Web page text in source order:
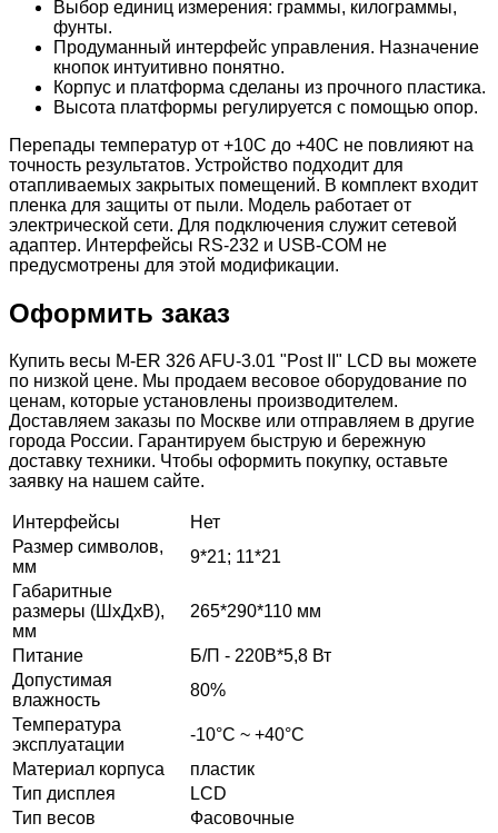
Выбор единиц измерения: граммы, килограммы,
фунты.
Продуманный интерфейс управления. Назначение
кнопок интуитивно понятно.
Корпус и платформа сделаны из прочного пластика.
Высота платформы регулируется с помощью опор.
Перепады температур от +10С до +40С не повлияют на
точность результатов. Устройство подходит для
отапливаемых закрытых помещений. В комплект входит
пленка для защиты от пыли. Модель работает от
электрической сети. Для подключения служит сетевой
адаптер. Интерфейсы RS-232 и USB-COM не
предусмотрены для этой модификации.
Оформить заказ
Купить весы M-ER 326 AFU-3.01 "Post II" LCD вы можете
по низкой цене. Мы продаем весовое оборудование по
ценам, которые установлены производителем.
Доставляем заказы по Москве или отправляем в другие
города России. Гарантируем быструю и бережную
доставку техники. Чтобы оформить покупку, оставьте
заявку на нашем сайте.
Интерфейсы
Нет
Размер символов,
мм
9*21; 11*21
Габаритные
размеры (ШхДхВ),
мм
265*290*110 мм
Питание
Б/П - 220В*5,8 Вт
Допустимая
влажность
80%
Температура
эксплуатации
-10°C ~ +40°C
Материал корпуса
пластик
Тип дисплея
LCD
Тип весов
Фасовочные